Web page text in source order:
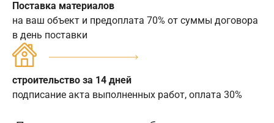
Поставка материалов
на ваш объект и предоплата 70% от суммы договора
в день поставки
строительство за 14 дней
подписание акта выполненных работ, оплата 30%